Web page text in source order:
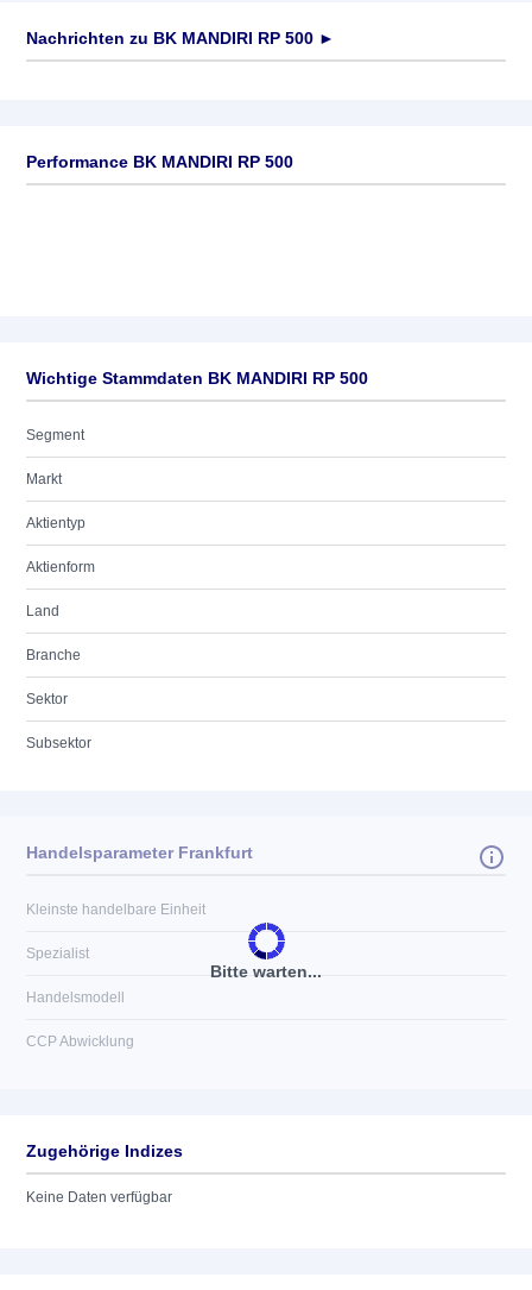
Nachrichten zu BK MANDIRI RP 500 ►
Performance BK MANDIRI RP 500
Wichtige Stammdaten BK MANDIRI RP 500
Segment
Markt
Aktientyp
Aktienform
Land
Branche
Sektor
Subsektor
Bitte warten...
Handelsparameter Frankfurt
Kleinste handelbare Einheit
Spezialist
Handelsmodell
CCP Abwicklung
Zugehörige Indizes
Keine Daten verfügbar